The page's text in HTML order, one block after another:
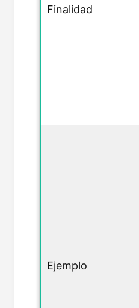
Finalidad
Ejemplo